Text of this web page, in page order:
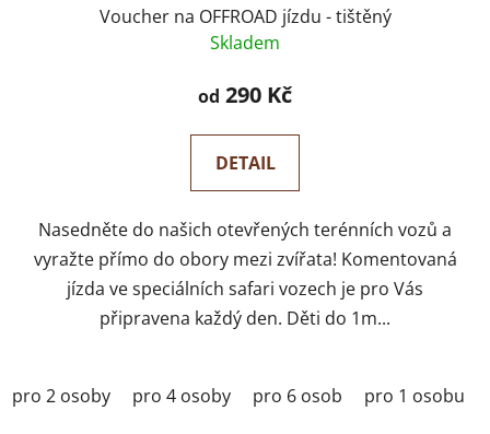
Voucher na OFFROAD jízdu - tištěný
Skladem
od 290 Kč
DETAIL
Nasedněte do našich otevřených terénních vozů a
vyražte přímo do obory mezi zvířata! Komentovaná
jízda ve speciálních safari vozech je pro Vás
připravena každý den. Děti do 1m...
pro 2 osoby pro 4 osoby pro 6 osob pro 1 osobu